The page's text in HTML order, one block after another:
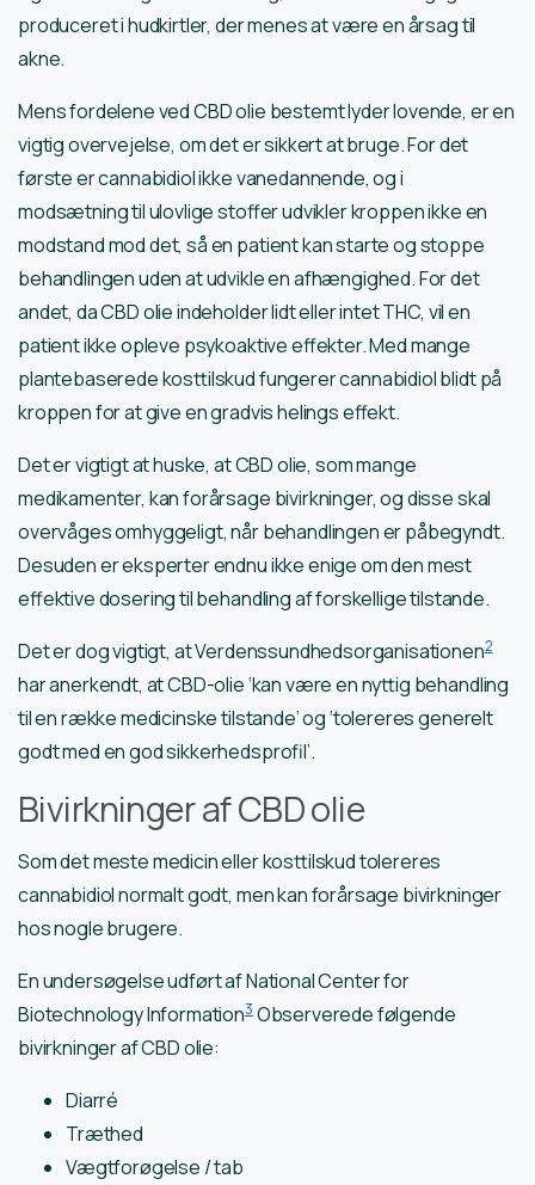
produceret i hudkirtler, der menes at være en årsag til
akne.
Mens fordelene ved CBD olie bestemt lyder lovende, er en
vigtig overvejelse, om det er sikkert at bruge. For det
første er cannabidiol ikke vanedannende, og i
modsætning til ulovlige stoffer udvikler kroppen ikke en
modstand mod det, så en patient kan starte og stoppe
behandlingen uden at udvikle en afhængighed. For det
andet, da CBD olie indeholder lidt eller intet THC, vil en
patient ikke opleve psykoaktive effekter. Med mange
plantebaserede kosttilskud fungerer cannabidiol blidt på
kroppen for at give en gradvis helings effekt.
Det er vigtigt at huske, at CBD olie, som mange
medikamenter, kan forårsage bivirkninger, og disse skal
overvåges omhyggeligt, når behandlingen er påbegyndt.
Desuden er eksperter endnu ikke enige om den mest
effektive dosering til behandling af forskellige tilstande.
Det er dog vigtigt, at Verdenssundhedsorganisationen2
har anerkendt, at CBD-olie ‘kan være en nyttig behandling
til en række medicinske tilstande’ og ‘tolereres generelt
godt med en god sikkerhedsprofil’.
Bivirkninger af CBD olie
Som det meste medicin eller kosttilskud tolereres
cannabidiol normalt godt, men kan forårsage bivirkninger
hos nogle brugere.
En undersøgelse udført af National Center for
Biotechnology Information3Observerede følgende
bivirkninger af CBD olie:
Diarré
Træthed
Vægtforøgelse / tab